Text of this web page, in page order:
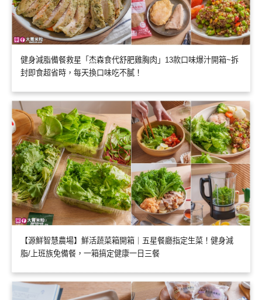
健身減脂備餐救星「杰森食代舒肥雞胸肉」13款口味爆汁開箱~拆
封即食超省時，每天換口味吃不膩！
【源鮮智慧農場】鮮活蔬菜箱開箱｜五星餐廳指定生菜！健身減
脂/上班族免備餐，一箱搞定健康一日三餐